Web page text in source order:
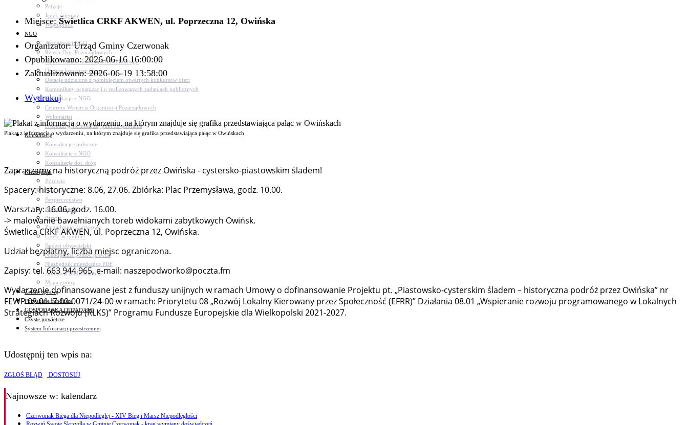
Petycje
Język migowy
Współpraca
NGO
Aktualności NGO
Rejestr Org. Pozarządowych
Rada Działalności Pożytku Publicznego
Otwarte konkursy ofert
Dotacje udzielone z pominięciem otwartych konkursów ofert
Komunikaty organizacji o realizowanych zadaniach publicznych
Konsultacje z NGO
Centrum Wsparcia Organizacji Pozarządowych
Wolontariat
Procedury, formularze, pliki do pobrania
Konsultacje
Konsultacje społeczne
Konsultacje z NGO
Konsultacje dot. dróg
Niezbędnik
Zdrowie
Oświata
Bezpieczeństwo
Komunikacja
Parafie
Zarządzanie kryzysowe
C.ześć w gminie!
Budżet obywatelski
Nieodpłatna pomoc prawna
Niezbędnik mieszkańca PDF
Aplikacja mMieszkaniec
Mapa gminy
Załatw sprawę
Pozyskane fundusze
GOSPODARKA ODPADAMI
Czyste powietrze
System Informacji przestrzennej
Miejsce:Świetlica CRKF AKWEN, ul. Poprzeczna 12, Owińska
Organizator: Urząd Gminy Czerwonak
Opublikowano: 2026-06-16 16:00:00
Zaktualizowano: 2026-06-19 13:58:00
Wydrukuj
Plakat z informacją o wydarzeniu, na którym znajduje się grafika przedstawiająca pałąc w Owińskach
Zapraszamy na historyczną podróż przez Owińska - cystersko-piastowskim śladem!
Spacery: historyczne: 8.06, 27.06. Zbiórka: Plac Przemysława, godz. 10.00.
Warsztaty: 16.06, godz. 16.00.
-> malowanie bawełnianych toreb widokami zabytkowych Owińsk.
Świetlica CRKF AKWEN, ul. Poprzeczna 12, Owińska.
Udział bezpłatny, liczba miejsc ograniczona.
Zapisy: tel. 663 944 965, e-mail: naszepodworko@poczta.fm
Wydarzenie dofinansowane jest z funduszy unijnych w ramach Umowy o dofinansowanie Projektu pt. „Piastowsko-cysterskim śladem – historyczna podróż przez Owińska” nr
FEWP.08.01-IZ.00-0071/24-00 w ramach: Priorytetu 08 „Rozwój Lokalny Kierowany przez Społeczność (EFRR)” Działania 08.01 „Wspieranie rozwoju programowanego w Lokalnych
Strategiach Rozwoju (RLKS)” Programu Fundusze Europejskie dla Wielkopolski 2021-2027.
Udostępnij ten wpis na:
ZGŁOŚ BŁĄD DOSTOSUJ
Najnowsze w: kalendarz
Czerwonak Biega dla Niepodległej - XIV Bieg i Marsz Niepodległości